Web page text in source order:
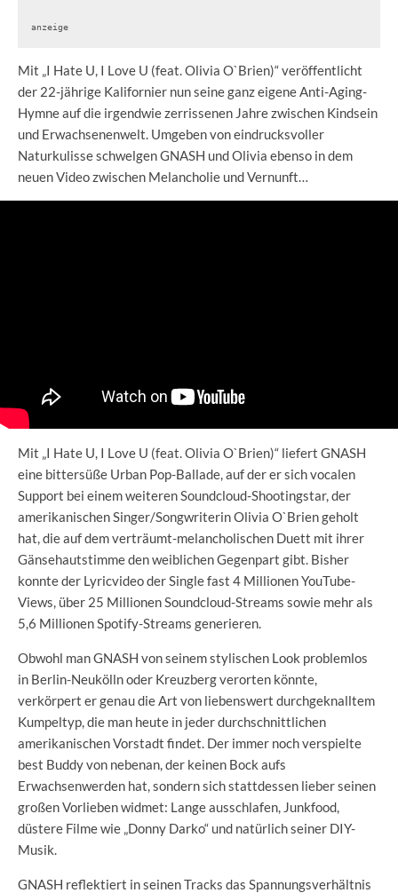
anzeige
Mit „I Hate U, I Love U (feat. Olivia O`Brien)“ veröffentlicht
der 22-jährige Kalifornier nun seine ganz eigene Anti-Aging-
Hymne auf die irgendwie zerrissenen Jahre zwischen Kindsein
und Erwachsenenwelt. Umgeben von eindrucksvoller
Naturkulisse schwelgen GNASH und Olivia ebenso in dem
neuen Video zwischen Melancholie und Vernunft…
Mit „I Hate U, I Love U (feat. Olivia O`Brien)“ liefert GNASH
eine bittersüße Urban Pop-Ballade, auf der er sich vocalen
Support bei einem weiteren Soundcloud-Shootingstar, der
amerikanischen Singer/Songwriterin Olivia O`Brien geholt
hat, die auf dem verträumt-melancholischen Duett mit ihrer
Gänsehautstimme den weiblichen Gegenpart gibt. Bisher
konnte der Lyricvideo der Single fast 4 Millionen YouTube-
Views, über 25 Millionen Soundcloud-Streams sowie mehr als
5,6 Millionen Spotify-Streams generieren.
Obwohl man GNASH von seinem stylischen Look problemlos
in Berlin-Neukölln oder Kreuzberg verorten könnte,
verkörpert er genau die Art von liebenswert durchgeknalltem
Kumpeltyp, die man heute in jeder durchschnittlichen
amerikanischen Vorstadt findet. Der immer noch verspielte
best Buddy von nebenan, der keinen Bock aufs
Erwachsenwerden hat, sondern sich stattdessen lieber seinen
großen Vorlieben widmet: Lange ausschlafen, Junkfood,
düstere Filme wie „Donny Darko“ und natürlich seiner DIY-
Musik.
GNASH reflektiert in seinen Tracks das Spannungsverhältnis